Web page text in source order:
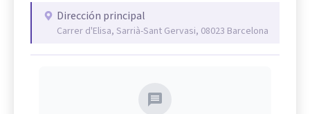
Dirección principal
Carrer d'Elisa, Sarrià-Sant Gervasi, 08023 Barcelona